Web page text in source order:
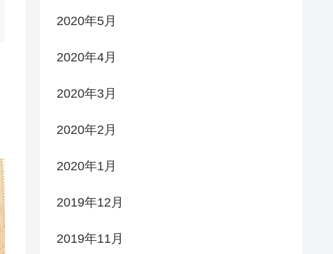
2020年5月
2020年4月
2020年3月
2020年2月
2020年1月
2019年12月
2019年11月